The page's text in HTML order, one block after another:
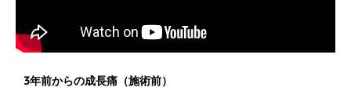
3年前からの成長痛（施術前）